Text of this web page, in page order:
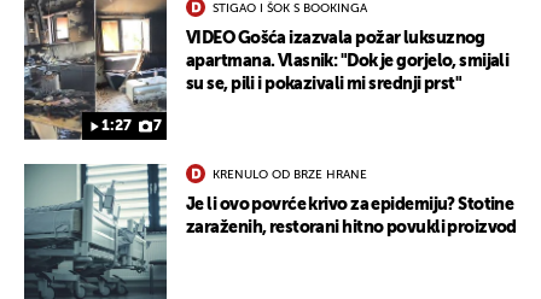
1:27 7
STIGAO I ŠOK S BOOKINGA
VIDEO Gošća izazvala požar luksuznog
apartmana. Vlasnik: "Dok je gorjelo, smijali
su se, pili i pokazivali mi srednji prst"
KRENULO OD BRZE HRANE
Je li ovo povrće krivo za epidemiju? Stotine
zaraženih, restorani hitno povukli proizvod